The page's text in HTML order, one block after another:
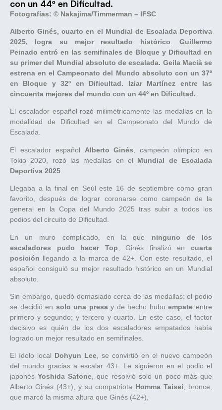
con un 44º en Dificultad.
Fotografías: © Nakajima/Timmerman – IFSC
Alberto Ginés, cuarto en el Mundial de Escalada Deportiva
2025, logra su mejor resultado histórico .Guillermo
Peinado entró en las semifinales de Bloque y Dificultad en
su primer del Mundial absoluto de escalada. Geila Macià se
estrena en el Campeonato del Mundo absoluto con un 37º
en Bloque y 32º en Dificultad. Iziar Martínez entre las
cincuenta mejores del mundo con un 44º en Dificultad.
El escalador español rozó milimétricamente las medallas en la
modalidad de Dificultad en el Campeonato del Mundo de
Escalada.
El escalador español Alberto Ginés , campeón olímpico en
Tokio 2020, rozó las medallas en el Mundial de Escalada
Deportiva 2025
Llegaba a la final en Seúl este 16 de septiembre como gran
favorito, después de lograr coronarse como campeón de la
general en la Copa del Mundo 2025 tras subir a todos los
podios del circuito de Dificultad.
En un muro complicado, en la que ninguno de los
escaladores pudo hacer Top , Ginés finalizó encuarta
posición llegando a la marca de 42+. Con este resultado, el
español consiguió su mejor resultado histórico en un Mundial
absoluto.
Sin embargo, quedó demasiado cerca de las medallas: el podio
se decidió en solo una presay de hecho huboempate entre
primero y segundo; y tercero y cuarto. En este caso, el factor
decisivo es quién de los dos escaladores empatados había
logrado un mejor resultado en semifinales.
El ídolo local Dohyun Lee, se convirtió en el nuevo campeón
del mundo gracias a escalar 43+. Le siguieron en el podio el
japonés Yoshida Satone, que resolvió solo un poco más que
Alberto Ginés (43+), y su compatriota Homma Taisei, bronce,
que marcó la misma altura que Ginés (42+),